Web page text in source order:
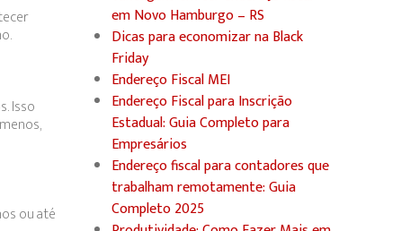
Isso
ou até
em Novo Hamburgo – RS
Dicas para economizar na Black
Friday
Endereço Fiscal MEI
Endereço Fiscal para Inscrição
Estadual: Guia Completo para
Empresários
Endereço fiscal para contadores que
trabalham remotamente: Guia
Completo 2025